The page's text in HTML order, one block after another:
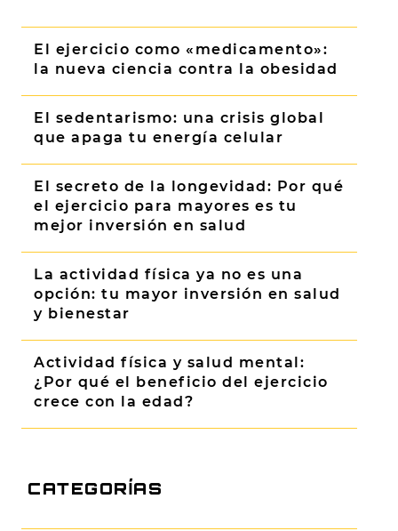
El ejercicio como «medicamento»:
la nueva ciencia contra la obesidad
El sedentarismo: una crisis global
que apaga tu energía celular
El secreto de la longevidad: Por qué
el ejercicio para mayores es tu
mejor inversión en salud
La actividad física ya no es una
opción: tu mayor inversión en salud
y bienestar
Actividad física y salud mental:
¿Por qué el beneficio del ejercicio
crece con la edad?
CATEGORÍAS